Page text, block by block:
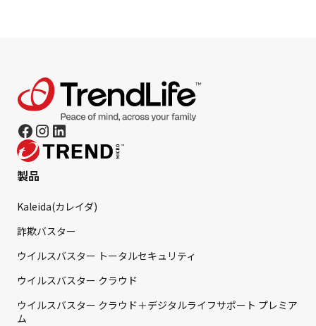
製品
Kaleida(カレイダ)
詐欺バスター
ウイルスバスター トータルセキュリティ
ウイルスバスター クラウド
ウイルスバスター クラウド＋デジタルライフサポート プレミア
ム